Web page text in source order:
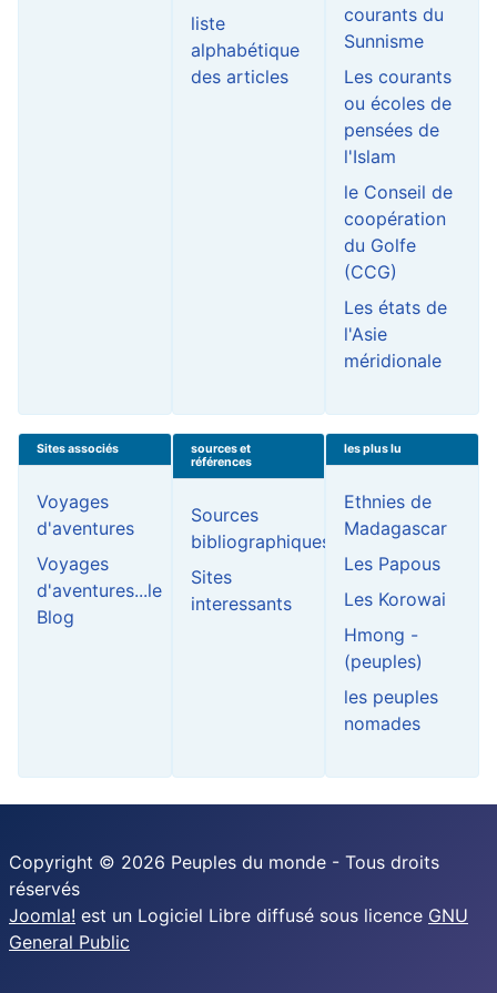
liste
alphabétique
des articles
courants du
Sunnisme
Les courants
ou écoles de
pensées de
l'Islam
le Conseil de
coopération
du Golfe
(CCG)
Les états de
l'Asie
méridionale
Sites associés
Voyages
d'aventures
Voyages
d'aventures...le
Blog
sources et
références
Sources
bibliographiques
Sites
interessants
les plus lu
Ethnies de
Madagascar
Les Papous
Les Korowai
Hmong -
(peuples)
les peuples
nomades
Copyright © 2026 Peuples du monde - Tous droits
réservés
Joomla! est un Logiciel Libre diffusé sous licence GNU
General Public